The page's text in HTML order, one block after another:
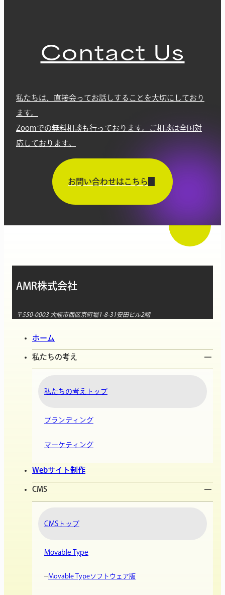
Contact Us
私たちは、直接会ってお話しすることを大切にしており
ます。
Zoomでの無料相談も行っております。ご相談は全国対
応しております。
お問い合わせはこちら
AMR株式会社
〒550-0003 大阪市西区京町堀1-8-31安田ビル2階
ホーム
私たちの考え
私たちの考えトップ
ブランディング
マーケティング
Webサイト制作
CMS
CMSトップ
Movable Type
Movable Typeソフトウェア版